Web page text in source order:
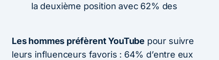
la deuxième position avec 62% des
Les hommes préfèrent YouTube pour suivre
leurs influenceurs favoris : 64% d’entre eux